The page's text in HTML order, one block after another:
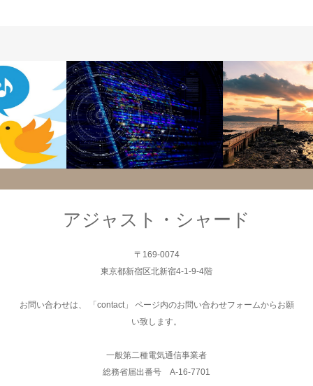
システム
システム
アジャスト・シャード
〒169-0074
東京都新宿区北新宿4-1-9-4階
お問い合わせは、 「contact」 ページ内のお問い合わせフォームからお願
い致します。
一般第二種電気通信事業者
総務省届出番号 A-16-7701